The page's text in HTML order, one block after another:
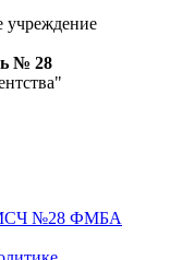
учреждение
№ 28
№28 ФМБА